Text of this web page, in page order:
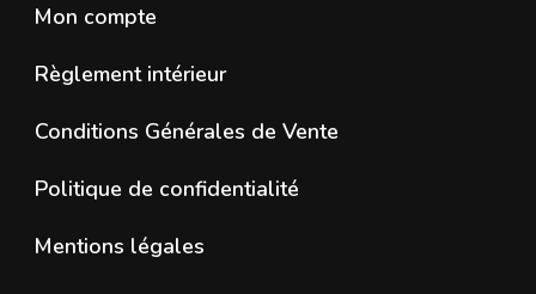
Mon compte
Règlement intérieur
Conditions Générales de Vente
Politique de confidentialité
Mentions légales